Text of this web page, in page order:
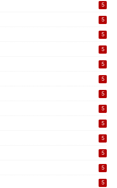
5
5
5
5
5
5
5
5
5
5
5
5
5